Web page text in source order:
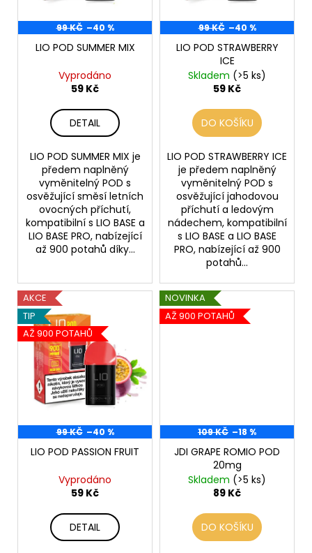
o
d 99 KČ –40 %
LIO POD SUMMER MIX
Vyprodáno
59 Kč
DETAIL
LIO POD SUMMER MIX je
předem naplněný
vyměnitelný POD s
osvěžující směsí letních
ovocných příchutí,
kompatibilní s LIO BASE a
LIO BASE PRO, nabízející
až 900 potahů díky...
99 KČ –40 %
LIO POD STRAWBERRY
ICE
Skladem (>5 ks)
59 Kč
DO KOŠÍKU
LIO POD STRAWBERRY ICE
je předem naplněný
vyměnitelný POD s
osvěžující jahodovou
příchutí a ledovým
nádechem, kompatibilní
s LIO BASE a LIO BASE
PRO, nabízející až 900
potahů...
AKCE
TIP
AŽ 900 POTAHŮ
99 KČ –40 %
LIO POD PASSION FRUIT
Vyprodáno
59 Kč
DETAIL
NOVINKA
AŽ 900 POTAHŮ
109 KČ –18 %
JDI GRAPE ROMIO POD
20mg
Skladem (>5 ks)
89 Kč
DO KOŠÍKU